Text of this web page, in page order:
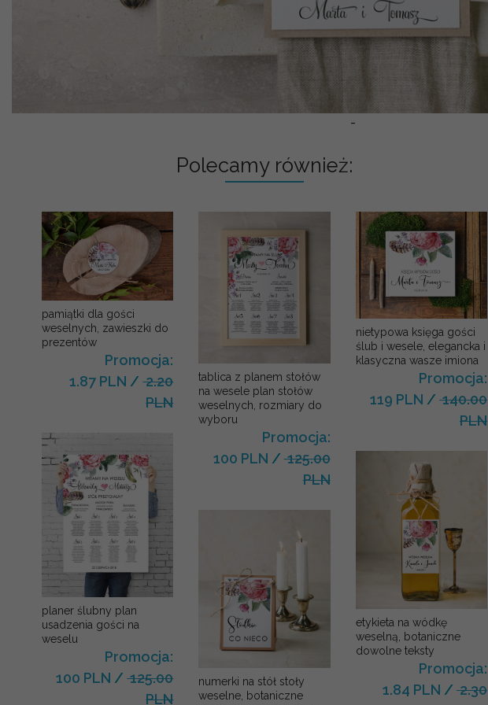
-
Polecamy również:
pamiątki dla gości
weselnych, zawieszki do
prezentów
Promocja:
1.87 PLN /2.20
PLN
planer ślubny plan
usadzenia gości na
weselu
Promocja:
100 PLN /125.00
PLN
tablica z planem stołów
na wesele plan stołów
weselnych, rozmiary do
wyboru
Promocja:
100 PLN /125.00
PLN
numerki na stół stoły
weselne, botaniczne
nietypowa księga gości
ślub i wesele, elegancka i
klasyczna wasze imiona
Promocja:
119 PLN / 140.00
PLN
etykieta na wódkę
weselną, botaniczne
dowolne teksty
Promocja:
1.84 PLN / 2.30